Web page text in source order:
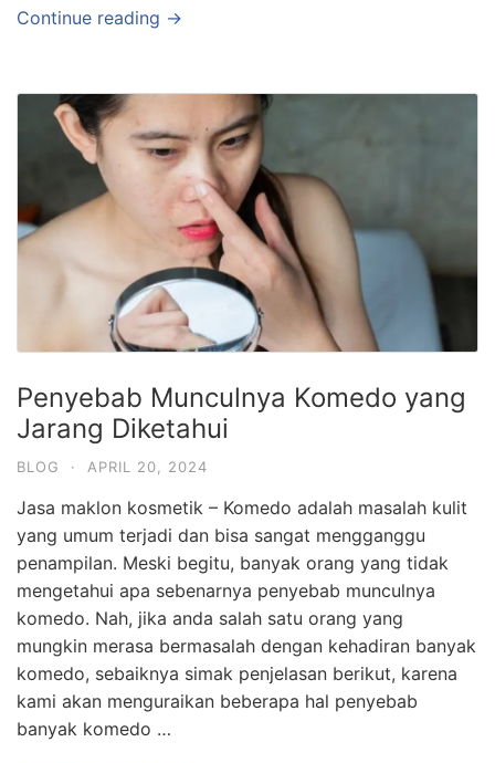
Continue reading →
Penyebab Munculnya Komedo yang
Jarang Diketahui
BLOG · APRIL 20, 2024
Jasa maklon kosmetik – Komedo adalah masalah kulit
yang umum terjadi dan bisa sangat mengganggu
penampilan. Meski begitu, banyak orang yang tidak
mengetahui apa sebenarnya penyebab munculnya
komedo. Nah, jika anda salah satu orang yang
mungkin merasa bermasalah dengan kehadiran banyak
komedo, sebaiknya simak penjelasan berikut, karena
kami akan menguraikan beberapa hal penyebab
banyak komedo …